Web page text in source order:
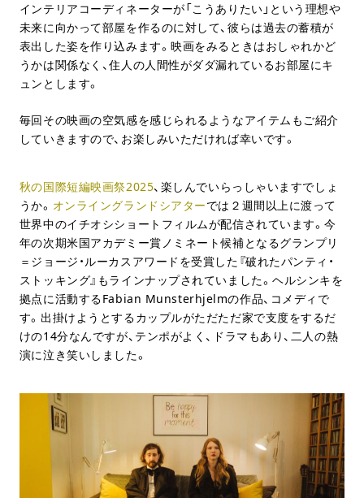
インテリアコーディネーターが「こうありたい」という理想や
未来に向かって部屋を作るのに対して、彼らは過去の蓄積が
表出した姿を作り込みます。映画をみるときはおしゃれかど
うかは関係なく、住人の人間性がダダ漏れているお部屋にキ
ュンとします。
毎回その映画の空気感を感じられるようなアイテムもご紹介
していきますので、お楽しみいただければ幸いです。
秋の国際短編映画祭2025、楽しんでいらっしゃいますでしょ
うか。 オンライングランドシアターでは２週間以上に渡って
世界中のイチオシショートフィルムが配信されています。今
年の次期米国アカデミー賞ノミネート候補となるグランプリ
＝ジョージ・ルーカスアワードを受賞した『破れたパンティ・
ストッキング』もラインナップされていました。ヘルシンキを
拠点に活動するFabian Munsterhjelmの作品、コメディで
す。出掛けようとするカップルがただただ家で支度をするだ
けの14分なんですが、テンポがよく、ドラマもあり、二人の熱
演に泣き笑いしました。